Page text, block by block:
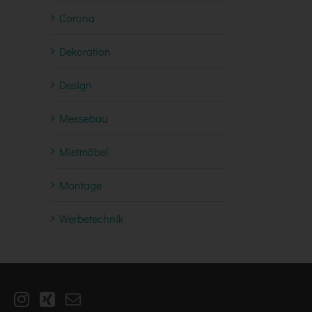
Corona
Dekoration
Design
Messebau
Mietmöbel
Montage
Werbetechnik